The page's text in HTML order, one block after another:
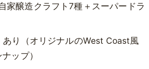
家醸造クラフト7種＋スーパードラ
あり（オリジナルのWest Coast風
ップ）